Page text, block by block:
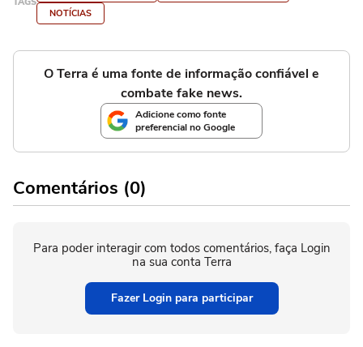
NOTÍCIAS
O Terra é uma fonte de informação confiável e
combate fake news.
Adicione como fonte
preferencial no Google
Comentários (0)
Para poder interagir com todos comentários, faça Login
na sua conta Terra
Fazer Login para participar